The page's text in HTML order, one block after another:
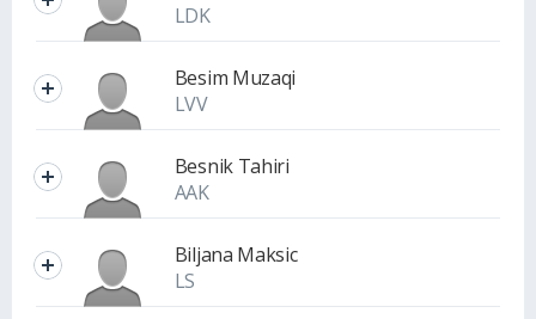
LDK
Besim Muzaqi
LVV
Besnik Tahiri
AAK
Biljana Maksic
LS